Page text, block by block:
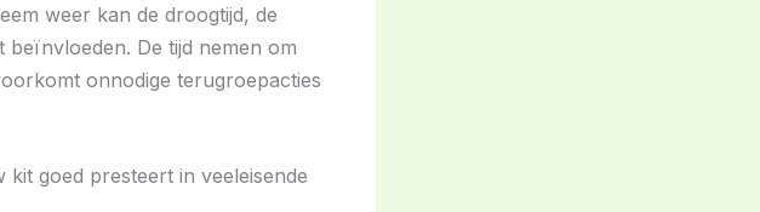
weer kan de droogtijd, de
De tijd nemen om
onnodige terugroepacties
goed presteert in veeleisende